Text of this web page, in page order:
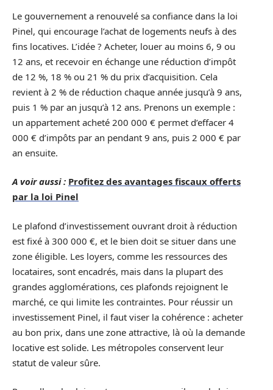
Le gouvernement a renouvelé sa confiance dans la loi
Pinel, qui encourage l’achat de logements neufs à des
fins locatives. L’idée ? Acheter, louer au moins 6, 9 ou
12 ans, et recevoir en échange une réduction d’impôt
de 12 %, 18 % ou 21 % du prix d’acquisition. Cela
revient à 2 % de réduction chaque année jusqu’à 9 ans,
puis 1 % par an jusqu’à 12 ans. Prenons un exemple :
un appartement acheté 200 000 € permet d’effacer 4
000 € d’impôts par an pendant 9 ans, puis 2 000 € par
an ensuite.
A voir aussi : Profitez des avantages fiscaux offerts
par la loi Pinel
Le plafond d’investissement ouvrant droit à réduction
est fixé à 300 000 €, et le bien doit se situer dans une
zone éligible. Les loyers, comme les ressources des
locataires, sont encadrés, mais dans la plupart des
grandes agglomérations, ces plafonds rejoignent le
marché, ce qui limite les contraintes. Pour réussir un
investissement Pinel, il faut viser la cohérence : acheter
au bon prix, dans une zone attractive, là où la demande
locative est solide. Les métropoles conservent leur
statut de valeur sûre.